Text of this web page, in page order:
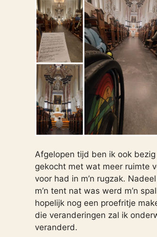
Afgelopen tijd ben ik ook
gekocht met wat meer ruimte
voor had in m’n rugzak.
m’n tent nat was werd m’n
hopelijk nog een proefritje
die veranderingen zal ik
veranderd.